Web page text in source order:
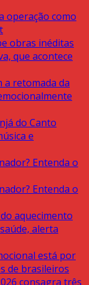
operação como
obras inéditas
que acontece
a retomada da
do Canto
e
Entenda o
Entenda o
aquecimento
alerta
está por
de brasileiros
consagra três